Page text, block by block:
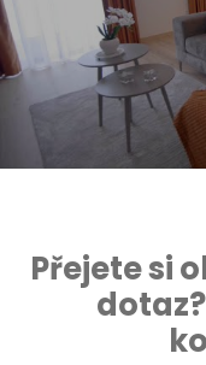
Přejete si